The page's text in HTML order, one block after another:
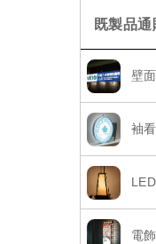
既製品通
壁
袖
電